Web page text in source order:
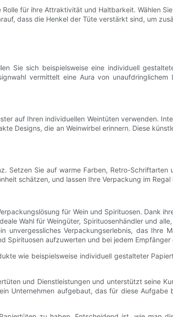
für ihre Attraktivität und Haltbarkeit. Wählen
dass die Henkel der Tüte verstärkt sind, um
Sie sich beispielsweise eine individuell
vermittelt eine Aura von
auf Ihren individuellen Weintüten verwenden.
Designs, die an Weinwirbel erinnern. Diese
Setzen Sie auf warme Farben, Retro-
schätzen, und lassen Ihre Verpackung im Regal
für Wein und Spirituosen. Dank
Wahl für Weingüter, Spirituosenhändler und
Verpackungserlebnis, das Ihre
Spirituosen aufzuwerten und bei jedem
wie beispielsweise individuell gestalteter
und Dienstleistungen und unterstützt seine
Unternehmen aufgebaut, das für diese